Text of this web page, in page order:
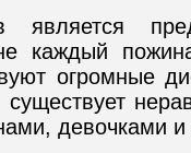
каждый
огромные
девочками и